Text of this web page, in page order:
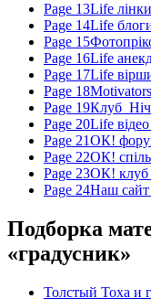
Page 13Life лінки
Page 14Life
Page 15
Page 16Life
Page 17Life
Page 18
Page 19
Page 20Life відео
Page 21ОК!
Page 22ОК!
Page 23ОК! клуб
Page 24Наш сайт
Подборка
«градусник»
Толстый Тоха и